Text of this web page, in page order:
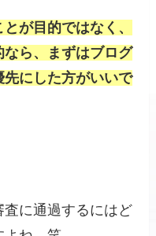
が目的ではなく、
ら、まずはブログ
先にした方がいいで
査に通過するにはど